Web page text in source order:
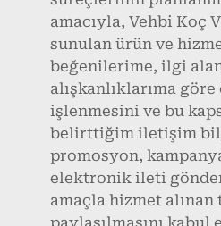
amacıyla, Vehbi Koç
sunulan ürün ve
beğenilerime, ilgi
alışkanlıklarıma
işlenmesini ve bu
belirttiğim iletişim
promosyon,
elektronik ileti
amaçla hizmet